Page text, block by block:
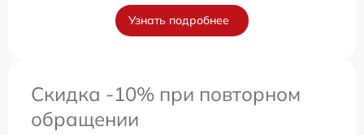
Узнать подробнее
Скидка -10% при повторном
обращении